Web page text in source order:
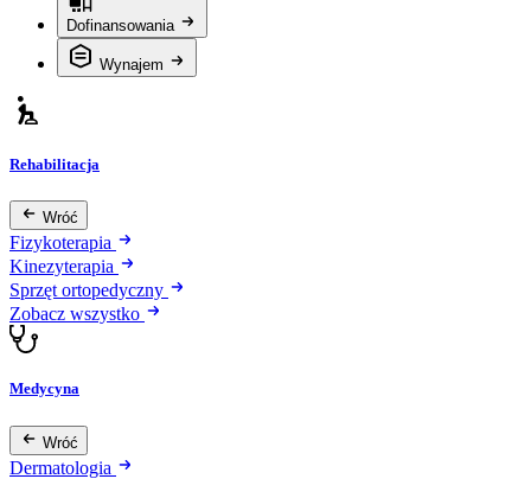
Dofinansowania
Wynajem
Rehabilitacja
Wróć
Fizykoterapia
Kinezyterapia
Sprzęt ortopedyczny
Zobacz wszystko
Medycyna
Wróć
Dermatologia